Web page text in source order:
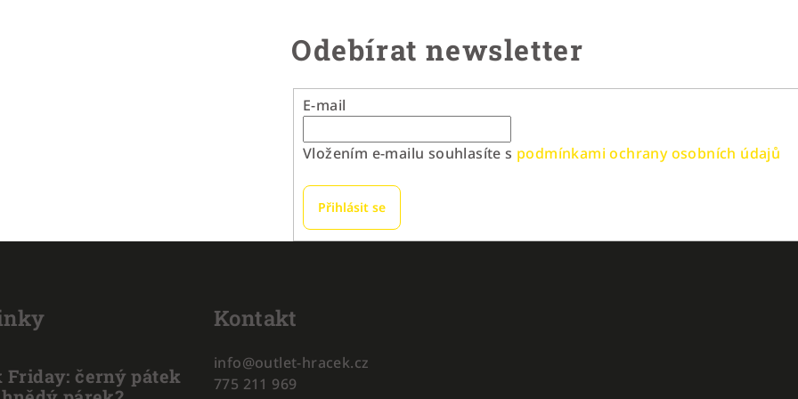
Odebírat newsletter
E-mail
Vložením e-mailu souhlasíte s podmínkami ochrany osobních údajů
Přihlásit se
Friday: černý pátek
Kontakt
info@outlet-hracek.cz
775 211 969